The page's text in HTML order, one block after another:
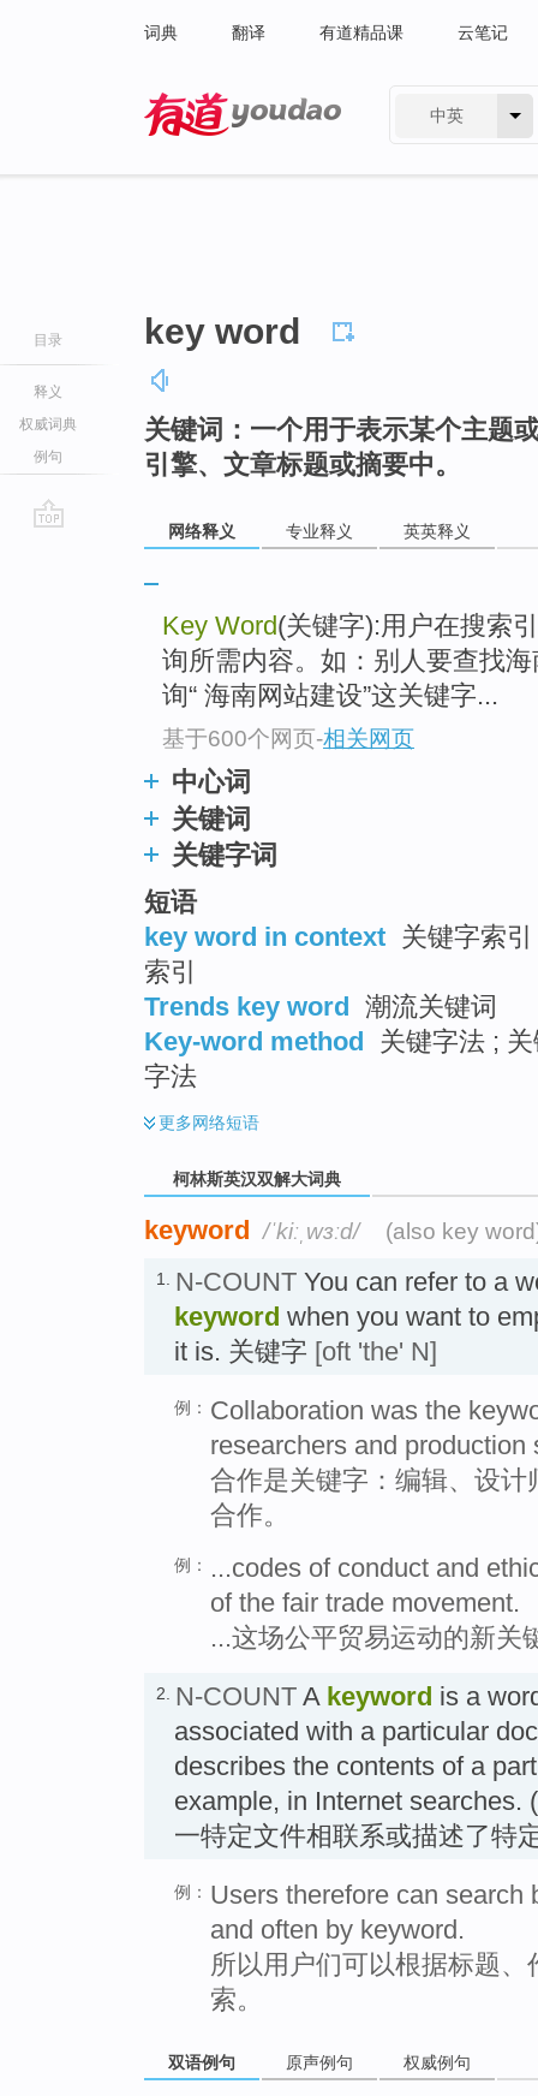
词典 翻译 有道精品课 云笔记
中英
目录
释义
权威词典
例句
key word
关键词：一个用于表示某个主题
引擎、文章标题或摘要中。
网络释义 专业释义 英英释义
Key Word(关键字):用户在搜索
询所需内容。如：别人要查找
询“ 海南网站建设”这关键字...
基于600个网页-相关网页
中心词
关键词
关键字词
短语
key word in context 关键字索
索引
Trends key word 潮流关键词
Key-word method
关键字法 ;
字法
更多网络短语
柯林斯英汉双解大词典
keyword /ˈkiːˌwɜːd/ (also key
1. N-COUNT You can refer to a
keyword when you want to
it is. 关键字 [oft 'the' N]
例： Collaboration was the
researchers and
合作是关键字：编辑、设
合作。
例：
...codes of conduct and
of the fair trade movement.
...这场公平贸易运动的新关
2. N-COUNT A keyword is a
associated with a particular
describes the contents of a
example, in Internet searches.
一特定文件相联系或描述了特
例： Users therefore can search
and often by keyword.
所以用户们可以根据标题
索。
双语例句 原声例句 权威例句